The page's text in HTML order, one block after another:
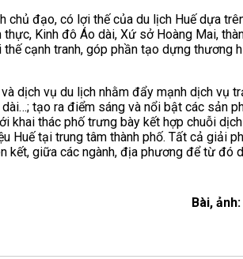
chủ đạo, có lợi thế của du lịch Huế dựa
Kinh đô Áo dài, Xứ sở Hoàng Mai,
cạnh tranh, góp phần tạo dựng thương
dịch vụ du lịch nhằm đẩy mạnh dịch vụ
tạo ra điểm sáng và nổi bật các sản
khai thác phố trưng bày kết hợp chuỗi
Huế tại trung tâm thành phố. Tất cả giải
giữa các ngành, địa phương để từ đó
Bài,